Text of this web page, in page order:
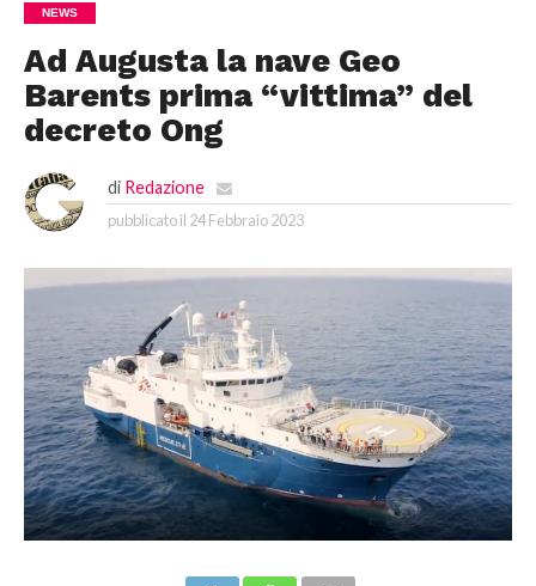
NEWS
Ad Augusta la nave Geo
Barents prima “vittima” del
decreto Ong
di Redazione
pubblicato il 24 Febbraio 2023